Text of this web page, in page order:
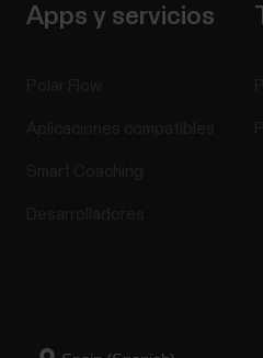
Apps y servicios